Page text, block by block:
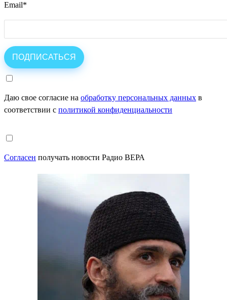
Email*
Даю свое согласие на обработку персональных данных в
соответствии с политикой конфиденциальности
Согласен получать новости Радио ВЕРА